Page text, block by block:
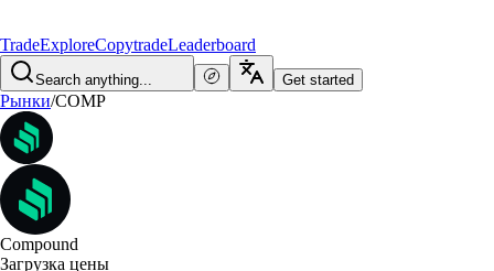
TradeExploreCopytradeLeaderboard
Search anything... Get started
Рынки/COMP
Compound
Загрузка цены